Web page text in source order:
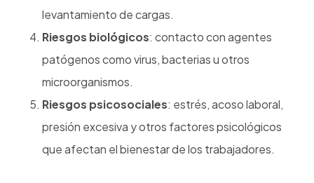
levantamiento de cargas.
Riesgos biológicos: contacto con agentes
patógenos como virus, bacterias u otros
microorganismos.
Riesgos psicosociales: estrés, acoso laboral,
presión excesiva y otros factores psicológicos
que afectan el bienestar de los trabajadores.